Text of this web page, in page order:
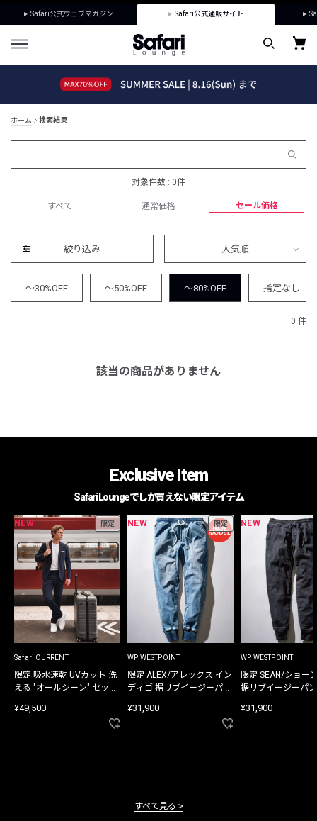
Safari公式ウェブマガジン Safari公式通販サイト
ホーム 検索結果
対象件数 : 0件
すべて 通常価格 セール価格
絞り込み 人気順
～30%OFF ～50%OFF ～80%OFF 指定なし
0 件
該当の商品がありません
Exclusive Item
Safari Loungeでしか買えない限定アイテム
NEW 限定
Safari CURRENT
限定 吸水速乾 UVカット 洗
える "オールシーン" セット
¥49,500
NEW 限定
WP WESTPOINT
限定 ALEX/アレックス イン
ディゴ 裾リブイージーパン
¥31,900
NEW
WP WESTPOINT
限定 SEAN/ショー
裾リブイージーパ
¥31,900
すべて見る